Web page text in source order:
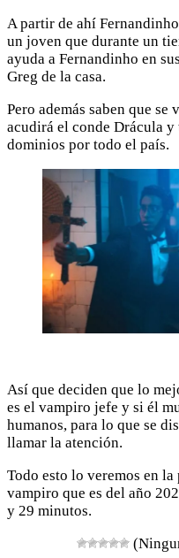
A partir de ahí
un joven que durante un
ayuda a Fernandinho en
Greg de la casa.
Pero además saben que
acudirá el conde Drácula
dominios por todo el país.
Así que deciden que lo
es el vampiro jefe y si él
humanos, para lo que se
llamar la atención.
Todo esto lo veremos en
vampiro que es del año
y 29 minutos.